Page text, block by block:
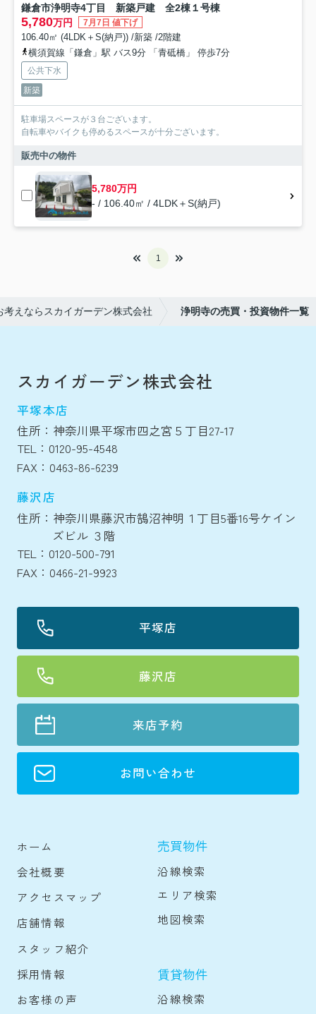
鎌倉市浄明寺4丁目 新築戸建 全2棟１号棟
5,780万円 7月7日 値下げ
106.40㎡ (4LDK＋S(納戸)) /新築 /2階建
横須賀線「鎌倉」駅 バス9分 「青砥橋」 停歩7分
公共下水
新築
駐車場スペースが３台ございます。
自転車やバイクも停めるスペースが十分ございます。
販売中の物件
5,780万円
- / 106.40㎡ / 4LDK＋S(納戸)
1
えならスカイガーデン株式会社 浄明寺の売買・投資物件一覧
スカイガーデン株式会社
平塚本店
住所：神奈川県平塚市四之宮５丁目27-17
TEL：0120-95-4548
FAX：0463-86-6239
藤沢店
住所：神奈川県藤沢市鵠沼神明１丁目5番16号ケイン
ズビル ３階
TEL：0120-500-791
FAX：0466-21-9923
平塚店
藤沢店
来店予約
お問い合わせ
ホーム
会社概要
アクセスマップ
店舗情報
スタッフ紹介
採用情報
お客様の声
売買物件
沿線検索
エリア検索
地図検索
賃貸物件
沿線検索